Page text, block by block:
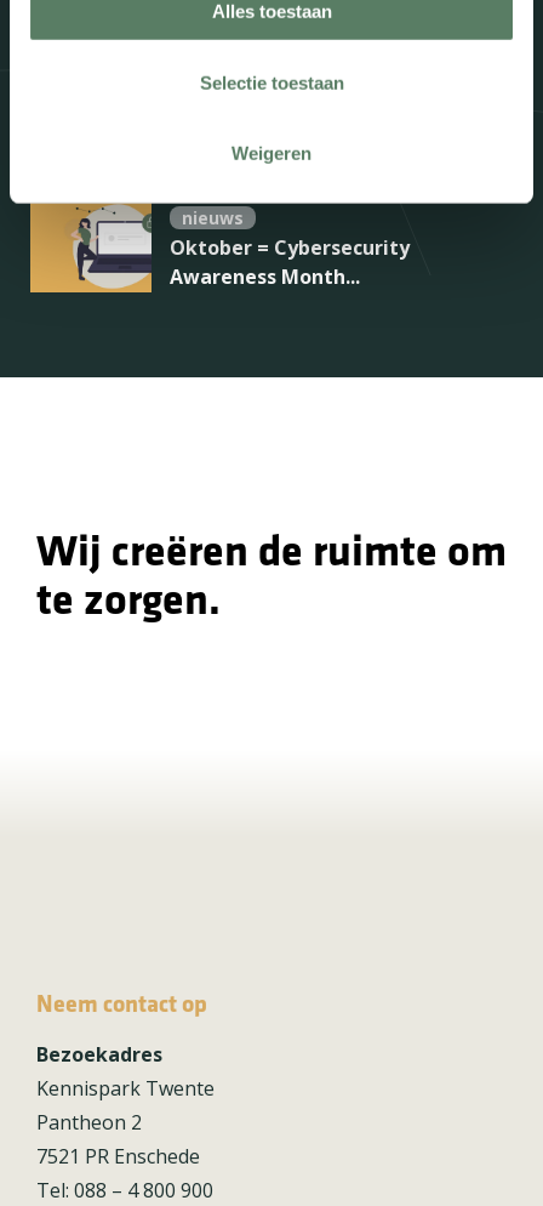
Alles toestaan
Selectie toestaan
Weigeren
Van inzicht naar actie: zo gebruikt
HAP Schievliet de Report...
Vcare Trust Center...
nieuws
Oktober = Cybersecurity
Awareness Month...
Wij creëren de ruimte om
te zorgen.
Neem contact op
Bezoekadres
Kennispark Twente
Pantheon 2
7521 PR Enschede
Tel: 088 – 4 800 900